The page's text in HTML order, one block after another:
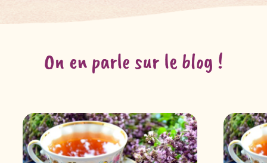
On en parle sur le blog !